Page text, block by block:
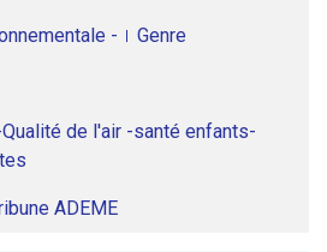
- Genre
de l'air -santé enfants-
ADEME